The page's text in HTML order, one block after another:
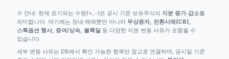
※ 안내: 현재 표기되는 수량(+, -)은 공시 기준 보유주식의 지분 증가·감소를
의미합니다. 여기에는 장내 매매뿐만 아니라 무상증자, 전환사채(CB),
스톡옵션 행사, 증여/상속, 블록딜 등 다양한 지분 변동 사유가 포함될 수
있습니다.
세부 변동 사유는 DB에서 확인 가능한 항목만 참고로 연결하며, 공시일 기준